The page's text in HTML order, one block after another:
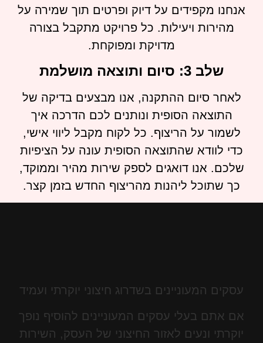
אנחנו מקפידים על דיוק ופרטים תוך שמירה על
מהירות ויעילות. כל פרויקט מתקבל בצורה
מדויקת ומפוקחת.
שלב 3: סיום ותוצאה מושלמת
לאחר סיום ההתקנה, אנו מבצעים בדיקה של
התוצאה הסופית ונותנים לכם הדרכה איך
לשמור על הריצוף. כל לקוח מקבל ליווי אישי,
כדי לוודא שהתוצאה הסופית עונה על הציפיות
שלכם. אנו דואגים לספק שירות מהיר וממוקד,
כך שתוכל ליהנות מהריצוף החדש בזמן קצר.
עסקים המעוניינים בשדרוג חיצוני יוקרתי ועמיד
אם אתם בעלי עסקים המעוניינים להוסיף נופך
יוקרתי ונעים לאזור החיצוני של העסק, השירות